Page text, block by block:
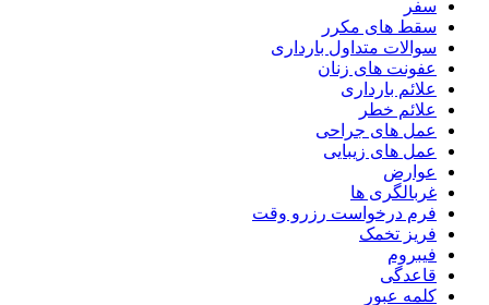
سفر
سقط های مکرر
سوالات متداول بارداری
عفونت های زنان
علائم بارداری
علائم خطر
عمل های جراحی
عمل های زیبایی
عوارض
غربالگری ها
فرم درخواست رزرو وقت
فریز تخمک
فیبروم
قاعدگی
کلمه عبور